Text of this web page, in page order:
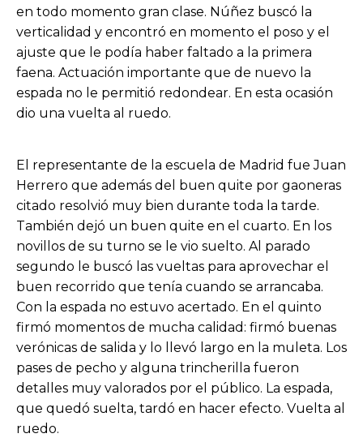
en todo momento gran clase. Núñez buscó la
verticalidad y encontró en momento el poso y el
ajuste que le podía haber faltado a la primera
faena. Actuación importante que de nuevo la
espada no le permitió redondear. En esta ocasión
dio una vuelta al ruedo.
El representante de la escuela de Madrid fue Juan
Herrero que además del buen quite por gaoneras
citado resolvió muy bien durante toda la tarde.
También dejó un buen quite en el cuarto. En los
novillos de su turno se le vio suelto. Al parado
segundo le buscó las vueltas para aprovechar el
buen recorrido que tenía cuando se arrancaba.
Con la espada no estuvo acertado. En el quinto
firmó momentos de mucha calidad: firmó buenas
verónicas de salida y lo llevó largo en la muleta. Los
pases de pecho y alguna trincherilla fueron
detalles muy valorados por el público. La espada,
que quedó suelta, tardó en hacer efecto. Vuelta al
ruedo.